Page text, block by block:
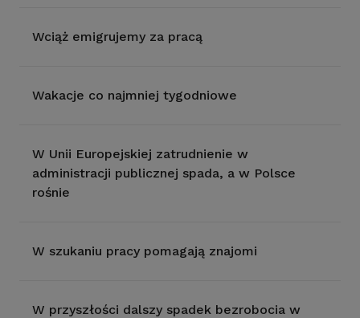
Wciąż emigrujemy za pracą
Wakacje co najmniej tygodniowe
W Unii Europejskiej zatrudnienie w
administracji publicznej spada, a w Polsce
rośnie
W szukaniu pracy pomagają znajomi
W przyszłości dalszy spadek bezrobocia w